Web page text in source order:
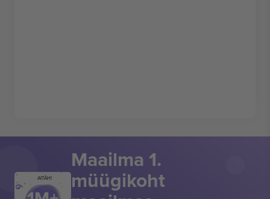
AITÄH!
Maailma 1.
müügikoht